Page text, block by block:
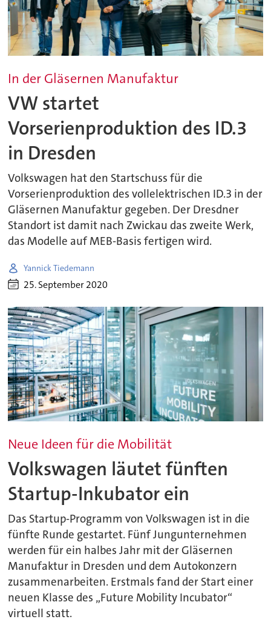
In der Gläsernen Manufaktur
VW startet
Vorserienproduktion des ID.3
in Dresden
Volkswagen hat den Startschuss für die
Vorserienproduktion des vollelektrischen ID.3 in der
Gläsernen Manufaktur gegeben. Der Dresdner
Standort ist damit nach Zwickau das zweite Werk,
das Modelle auf MEB-Basis fertigen wird.
Yannick Tiedemann
25. September 2020
Neue Ideen für die Mobilität
Volkswagen läutet fünften
Startup-Inkubator ein
Das Startup-Programm von Volkswagen ist in die
fünfte Runde gestartet. Fünf Jungunternehmen
werden für ein halbes Jahr mit der Gläsernen
Manufaktur in Dresden und dem Autokonzern
zusammenarbeiten. Erstmals fand der Start einer
neuen Klasse des „Future Mobility Incubator“
virtuell statt.